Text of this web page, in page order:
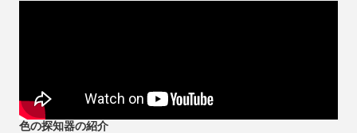
色の探知器の紹介